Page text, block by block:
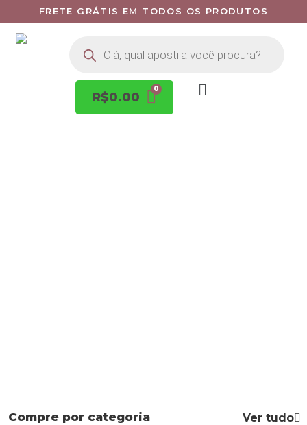
FRETE GRÁTIS EM TODOS OS PRODUTOS
R$0.00
Compre por categoria Ver tudo